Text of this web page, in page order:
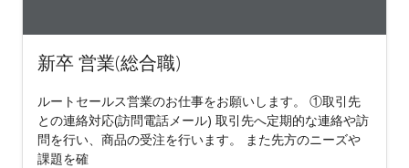
新卒 営業(総合職)
ルートセールス営業のお仕事をお願いします。 ①取引先
との連絡対応(訪問電話メール) 取引先へ定期的な連絡や訪
問を行い、商品の受注を行います。 また先方のニーズや
課題を確